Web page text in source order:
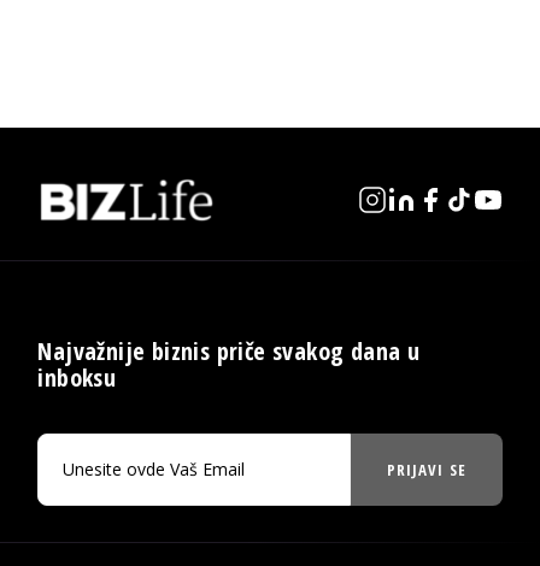
Najvažnije biznis priče svakog dana u
inboksu
PRIJAVI SE